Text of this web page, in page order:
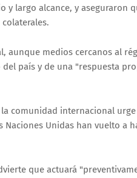
y largo alcance, y aseguraron
aunque medios cercanos al
del país y de una "respuesta
comunidad internacional
Naciones Unidas han vuelto a
que actuará